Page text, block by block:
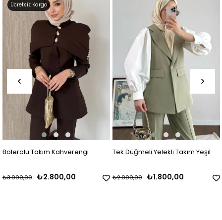
Bolerolu Takım Kahverengi
₺2.800,00
₺3.000,00
Ücretsiz Kargo
Tek Düğmeli Yelekli Takım Yeşil
₺1.800,00
₺2.000,00